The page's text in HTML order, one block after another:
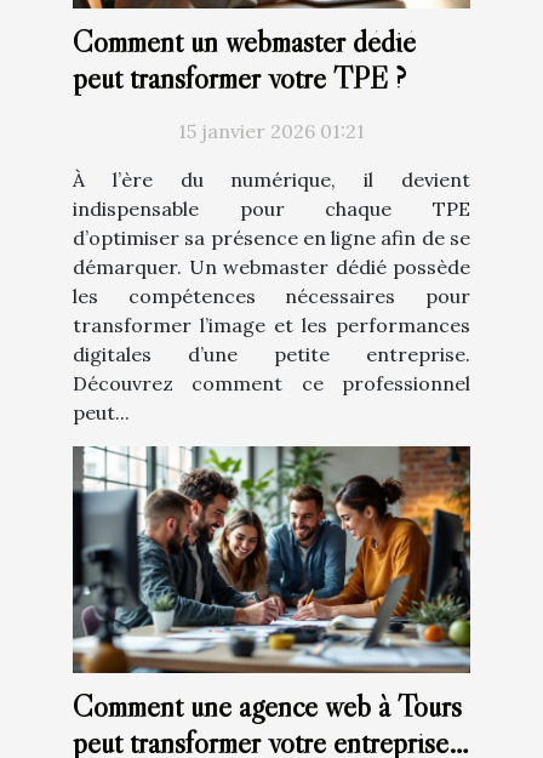
Comment un webmaster dédié
peut transformer votre TPE ?
15 janvier 2026 01:21
À l’ère du numérique, il devient
indispensable pour chaque TPE
d’optimiser sa présence en ligne afin de se
démarquer. Un webmaster dédié possède
les compétences nécessaires pour
transformer l’image et les performances
digitales d’une petite entreprise.
Découvrez comment ce professionnel
peut...
Comment une agence web à Tours
peut transformer votre entreprise